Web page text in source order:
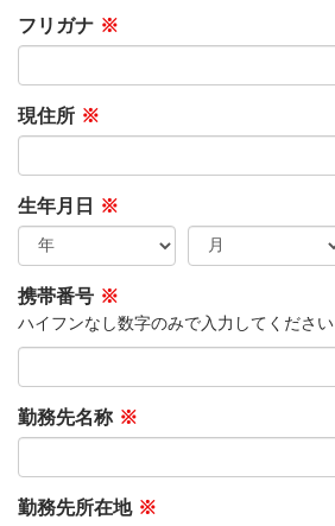
フリガナ ※
現住所 ※
生年月日 ※
携帯番号 ※
ハイフンなし数字のみで入力してください
勤務先名称 ※
勤務先所在地 ※